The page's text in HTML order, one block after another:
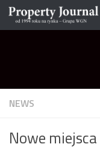
Skip to content
NEWS
Nowe